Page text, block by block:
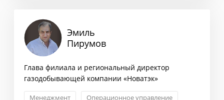
Эмиль
Пирумов
Глава филиала и региональный директор
газодобывающей компании «Новатэк»
Менеджмент Операционное управление